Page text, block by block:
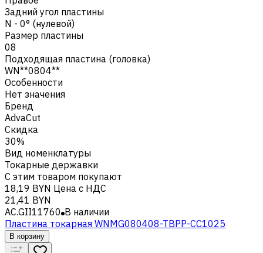
Задний угол пластины
N - 0° (нулевой)
Размер пластины
08
Подходящая пластина (головка)
WN**0804**
Особенности
Нет значения
Бренд
AdvaCut
Скидка
30%
Вид номенклатуры
Токарные державки
С этим товаром покупают
18,19 BYN Цена с НДС
21,41 BYN
AC.GII11760 В наличии
Пластина токарная WNMG080408-TBPP-CC1025
В корзину